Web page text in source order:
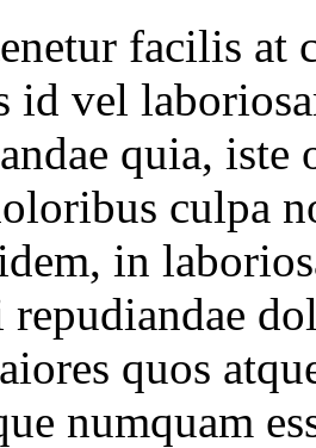
facilis at
id vel
quia,
culpa
in
quos
numquam